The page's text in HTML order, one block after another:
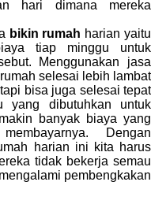
hari dimana mereka
bikin rumah harian yaitu
tiap minggu untuk
Menggunakan jasa
selesai lebih lambat
bisa juga selesai tepat
yang dibutuhkan untuk
banyak biaya yang
Dengan
harian ini kita harus
tidak bekerja semau
pembengkakan